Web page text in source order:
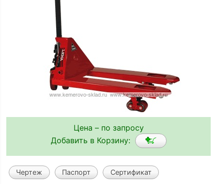
Цена – по запросу
Добавить в Корзину:
Чертеж Паспорт Сертификат